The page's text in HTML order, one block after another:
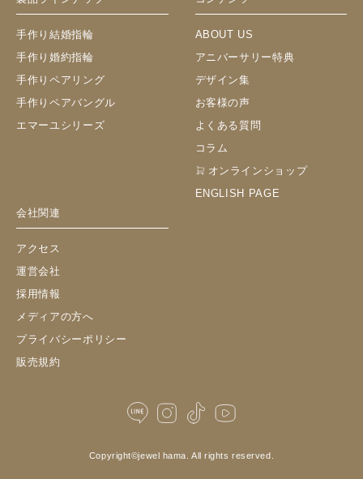
手作り結婚指輪
手作り婚約指輪
手作りペアリング
手作りペアバングル
エマーユシリーズ
ABOUT US
アニバーサリー特典
デザイン集
お客様の声
よくある質問
コラム
オンラインショップ
ENGLISH PAGE
会社関連
アクセス
運営会社
採用情報
メディアの方へ
プライバシーポリシー
販売規約
Copyright©jewel hama. All rights reserved.